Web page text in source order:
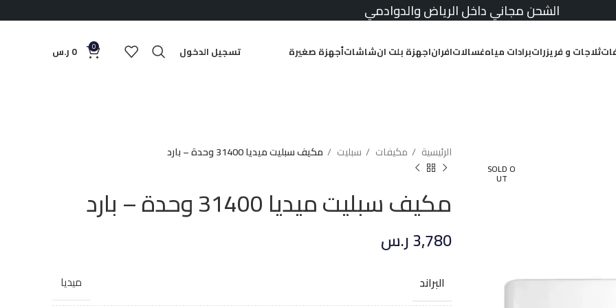
الشحن مجاني داخل الرياض والدوادمي
ثلاجات و فريزراتبرادات مياهغسالاتافراناجهزة بلت انشاشاتأجهزة صغيرة تسجيل الدخول 0
0 ر.س
SOLD O
UT
الرئيسية مكيفات سبليت مكيف سبليت ميديا 31400 وحدة – بارد
مكيف سبليت ميديا 31400 وحدة – بارد
3,780ر.س
البراند ميديا